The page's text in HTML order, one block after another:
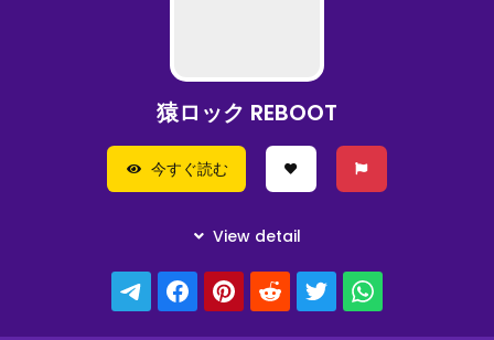
猿ロック REBOOT
今すぐ読む